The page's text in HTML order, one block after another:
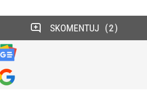
SKOMENTUJ 2